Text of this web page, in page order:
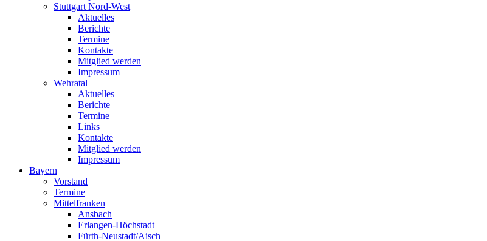
Stuttgart Nord-West
Aktuelles
Berichte
Termine
Kontakte
Mitglied werden
Impressum
Wehratal
Aktuelles
Berichte
Termine
Links
Kontakte
Mitglied werden
Impressum
Bayern
Vorstand
Termine
Mittelfranken
Ansbach
Erlangen-Höchstadt
Fürth-Neustadt/Aisch